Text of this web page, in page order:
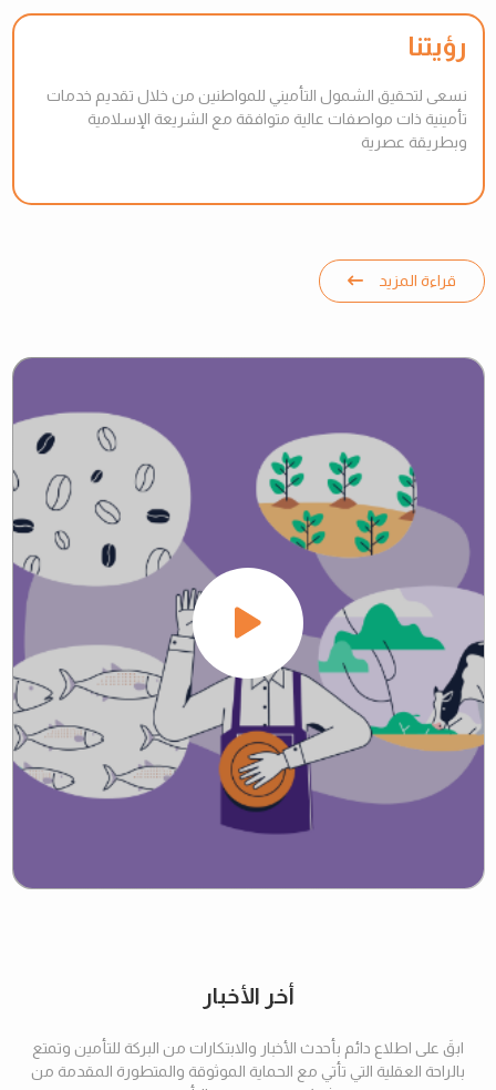
رؤيتنا
نسعى لتحقيق الشمول التأميني للمواطنين من خلال تقديم خدمات
تأمينية ذات مواصفات عالية متوافقة مع الشريعة الإسلامية
وبطريقة عصرية
قراءة المزيد
أخر الأخبار
ابقَ على اطلاع دائم بأحدث الأخبار والابتكارات من البركة للتأمين وتمتع
بالراحة العقلية التي تأتي مع الحماية الموثوقة والمتطورة المقدمة من